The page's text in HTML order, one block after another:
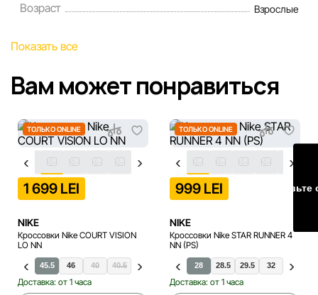
информацию на сайте, чтобы своевременно выявлять и
сроки.
Возраст Взрослые
Показать все
Вам может понравиться
ТОЛЬКО ONLINE
1 699 LEI
NIKE
Кроссовки Nike COURT VISION
LO NN
45 45.5 46 40 40.5 41 42.5 43 44 47.5
Доставка: от 1 часа
ТОЛЬКО ONLINE
999 LEI
NIKE
Кроссовки Nike STAR RUNNER 4
NN (PS)
28 28.5 29.5 32 33
Доставка: от 1 часа
Оставьте